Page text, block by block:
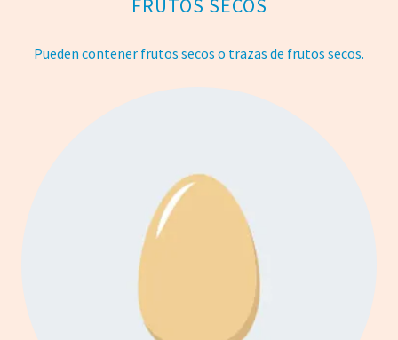
FRUTOS SECOS
Pueden contener frutos secos o trazas de frutos secos.